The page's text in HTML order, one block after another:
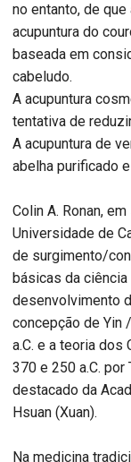
no entanto, de
acupuntura do
baseada em
cabeludo.
A acupuntura
tentativa de
A acupuntura de
abelha purificado
Colin A. Ronan,
Universidade de
de surgimento/
básicas da
desenvolvimento
concepção de Yin
a.C. e a teoria dos
370 e 250 a.C. por
destacado da
Hsuan (Xuan).
Na medicina